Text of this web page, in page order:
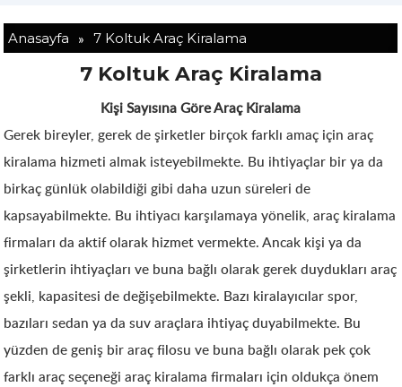
Anasayfa » 7 Koltuk Araç Kiralama
7 Koltuk Araç Kiralama
Kişi Sayısına Göre Araç Kiralama
Gerek bireyler, gerek de şirketler birçok farklı amaç için araç
kiralama hizmeti almak isteyebilmekte. Bu ihtiyaçlar bir ya da
birkaç günlük olabildiği gibi daha uzun süreleri de
kapsayabilmekte. Bu ihtiyacı karşılamaya yönelik, araç kiralama
firmaları da aktif olarak hizmet vermekte. Ancak kişi ya da
şirketlerin ihtiyaçları ve buna bağlı olarak gerek duydukları araç
şekli, kapasitesi de değişebilmekte. Bazı kiralayıcılar spor,
bazıları sedan ya da suv araçlara ihtiyaç duyabilmekte. Bu
yüzden de geniş bir araç filosu ve buna bağlı olarak pek çok
farklı araç seçeneği araç kiralama firmaları için oldukça önem